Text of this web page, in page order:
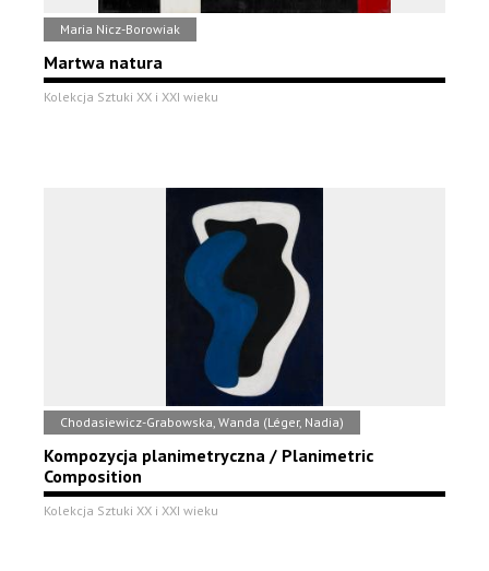
Maria Nicz-Borowiak
Martwa natura
Kolekcja Sztuki XX i XXI wieku
Chodasiewicz-Grabowska, Wanda (Léger, Nadia)
Kompozycja planimetryczna / Planimetric
Composition
Kolekcja Sztuki XX i XXI wieku